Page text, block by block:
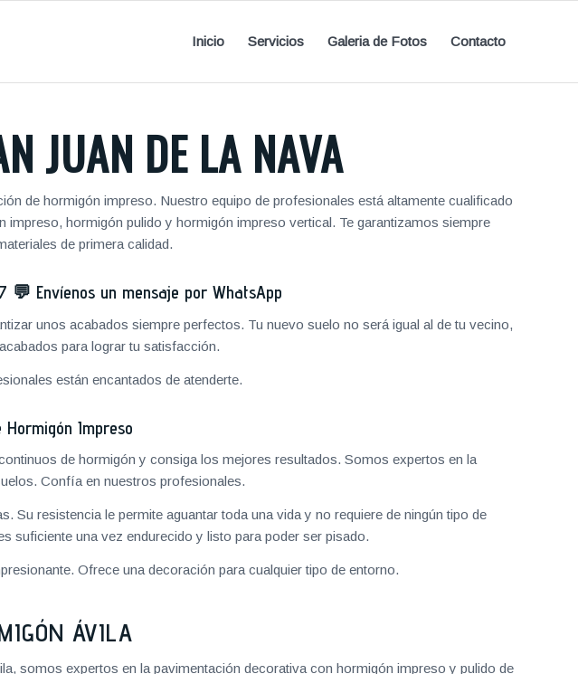
Inicio Servicios Galeria de Fotos Contacto
JUAN DE LA NAVA
de hormigón impreso. Nuestro equipo de profesionales está altamente cualificado
hormigón pulido y hormigón impreso vertical. Te garantizamos siempre
de primera calidad.
💬 Envíenos un mensaje por WhatsApp
unos acabados siempre perfectos. Tu nuevo suelo no será igual al de tu vecino,
para lograr tu satisfacción.
están encantados de atenderte.
Impreso
de hormigón y consiga los mejores resultados. Somos expertos en la
Confía en nuestros profesionales.
Su resistencia le permite aguantar toda una vida y no requiere de ningún tipo de
suficiente una vez endurecido y listo para poder ser pisado.
Ofrece una decoración para cualquier tipo de entorno.
ÁVILA
somos expertos en la pavimentación decorativa con hormigón impreso y pulido de